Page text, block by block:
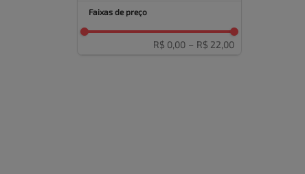
Faixas de preço
R$ 0,00 – R$ 22,00